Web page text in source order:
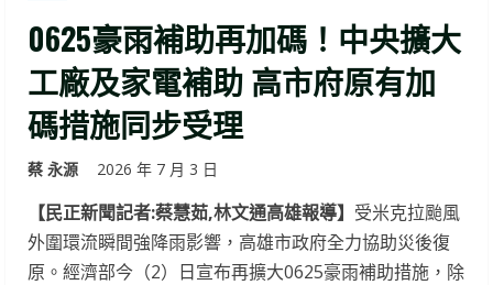
0625豪雨補助再加碼！中央擴大
工廠及家電補助 高市府原有加
碼措施同步受理
蔡 永源 2026 年 7 月 3 日
【民正新聞記者:蔡慧茹,林文通高雄報導】 受米克拉颱風
外圍環流瞬間強降雨影響，高雄市政府全力協助災後復
原。經濟部今（2）日宣布再擴大0625豪雨補助措施，除